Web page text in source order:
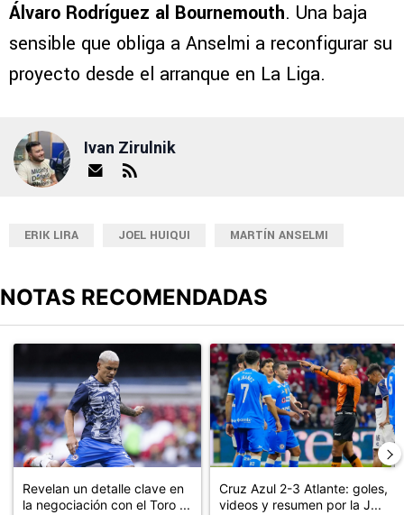
Álvaro Rodríguez al Bournemouth. Una baja
sensible que obliga a Anselmi a reconfigurar su
proyecto desde el arranque en La Liga.
Ivan Zirulnik
ERIK LIRA JOEL HUIQUI MARTÍN ANSELMI
NOTAS RECOMENDADAS
Un artículo de tendencia con el título "Revelan un detalle clave
Revelan un detalle clave en
la negociación con el Toro ...
Un artículo de tendencia con el
Cruz Azul 2-3 Atlante: goles,
videos y resumen por la J...